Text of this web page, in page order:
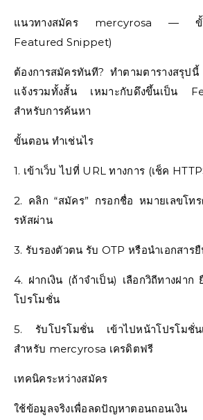
แนวทางสมัคร mercyrosa — ขั้น
Featured Snippet)
ต้องการสมัครทันที? ทำตามตารางสรุ
แจ้งรวมทั้งสั้น เหมาะกับดึงขึ้นเป็น
สำหรับการค้นหา
ขั้นตอน ทำเช่นไร
1. เข้าเว็บ ไปที่ URL ทางการ (เช็ค
2. คลิก “สมัคร” กรอกชื่อ หมายเลขโท
รหัสผ่าน
3. รับรองตัวตน รับ OTP หรือนำเอกสาร
4. ฝากเงิน (ถ้าจำเป็น) เลือกวิถีทางฝาก
โปรโมชั่น
5. รับโปรโมชั่น เข้าไปหน้าโปรโมชั่น
สำหรับ mercyrosa เครดิตฟรี
เทคนิคระหว่างสมัคร
ใช้ข้อมูลจริงเพื่อลดปัญหาตอนถอนเงิน